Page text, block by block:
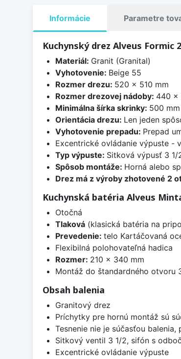
Informácie Parametre
Kuchynský drez Alveus Formic
Materiál: Granit (Granital)
Vyhotovenie: Beige 55
Rozmer drezu: 520 x 510 mm
Rozmer drezovej nádoby: 440 x
Minimálna šírka skrinky: 500
Orientácia drezu: Len jeden
Vyhotovenie prepadu: Prepad
Excentrické ovládanie výpuste -
Typ výpuste: Sitková výpusť 3 1/
Spôsob montáže: Horná alebo
Drez má z výroby zhotovené 2
Kuchynská batéria Alveus
Otočná
Tlaková(klasická batéria na
Prevedenie: telo Kartáčovaná
Flexibilná polohovateľná hadica
Rozmer: 210 x 340 mm
Montáž do štandardného otvoru
Obsah balenia
Granitový drez
Príchytky pre hornú montáž sú
Tesnenie nie je súčasťou
Sitkový ventil 3 1/2, sifón s
Excentrické ovládanie výpuste